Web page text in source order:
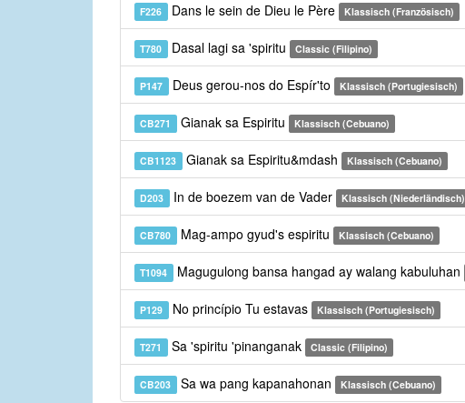
F226 Dans le sein de Dieu le Père Klassisch (Französisch)
T780 Dasal lagi sa 'spiritu Classic (Filipino)
P147 Deus gerou-nos do Espír'to Klassisch (Portugiesisch)
CB271 Gianak sa Espiritu Klassisch (Cebuano)
CB1123 Gianak sa Espiritu&mdash Klassisch (Cebuano)
D203 In de boezem van de Vader Klassisch (Niederländisch)
CB780 Mag-ampo gyud's espiritu Klassisch (Cebuano)
T1094 Magugulong bansa hangad ay walang kabuluhan
P129 No princípio Tu estavas Klassisch (Portugiesisch)
T271 Sa 'spiritu 'pinanganak Classic (Filipino)
CB203 Sa wa pang kapanahonan Klassisch (Cebuano)